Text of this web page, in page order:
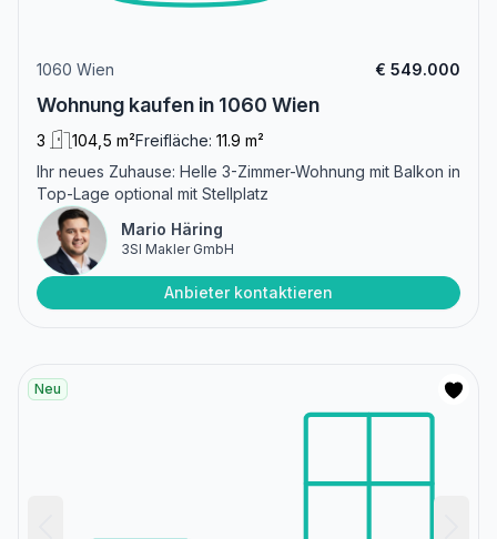
1060 Wien € 549.000
Wohnung kaufen in 1060 Wien
3 104,5 m²Freifläche: 11.9 m²
Ihr neues Zuhause: Helle 3-Zimmer-Wohnung mit Balkon in
Top-Lage optional mit Stellplatz
Mario Häring
3SI Makler GmbH
Anbieter kontaktieren
Neu